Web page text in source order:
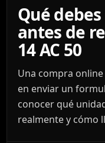
Qué
antes de
14 AC 50
Una compra
en enviar un
conocer qué
realmente y cómo